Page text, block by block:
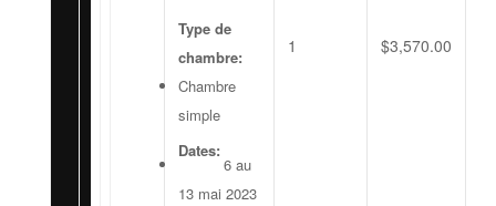
Type de
chambre:
Chambre
simple
Dates:
6 au
13 mai 2023
1 $3,570.00